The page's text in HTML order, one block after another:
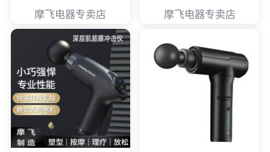
摩飞电器专卖店 摩飞电器专卖店